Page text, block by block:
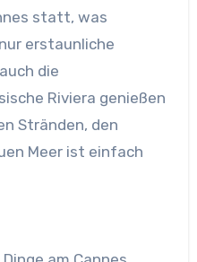
statt, was
erstaunliche
die
Riviera genießen
Stränden, den
Meer ist einfach